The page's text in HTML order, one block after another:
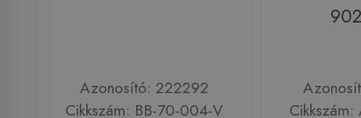
Azonosító: 222292
Cikkszám: BB-70-004-V